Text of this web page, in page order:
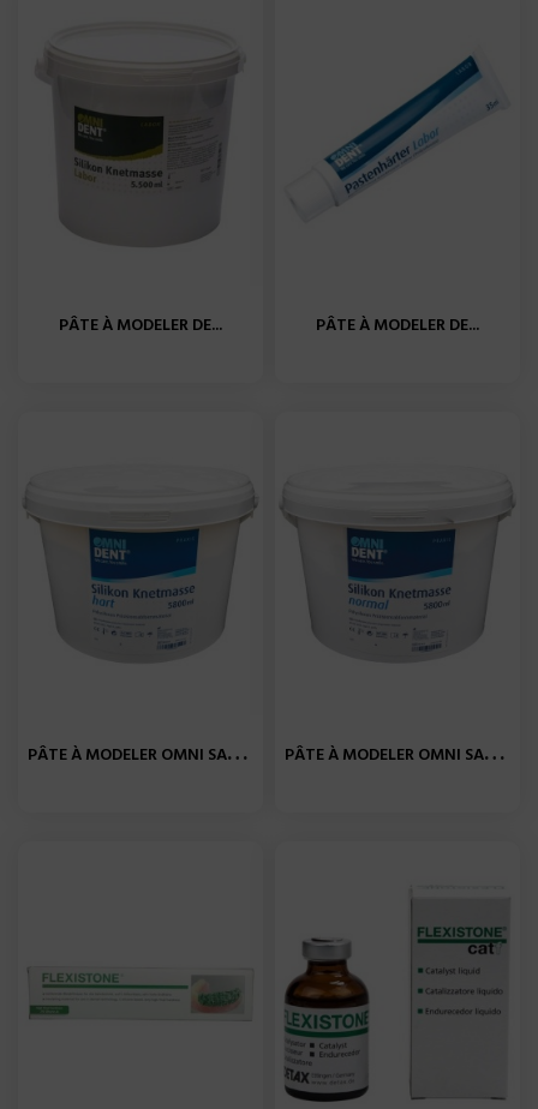
PÂTE À MODELER DE... PÂTE À MODELER DE...
P
ÂTE À MODELER OMNI SANS... P
ÂTE À MODELER OMNI SANS...